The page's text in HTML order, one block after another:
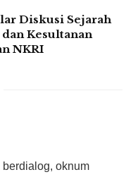
Diskusi Sejarah
Kesultanan
NKRI
oknum